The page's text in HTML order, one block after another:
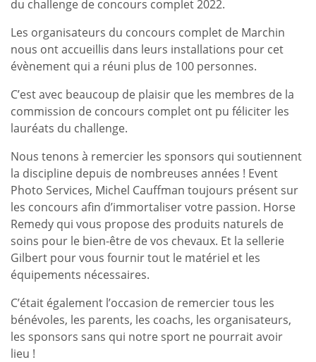
du challenge de concours complet 2022.
Les organisateurs du concours complet de Marchin
nous ont accueillis dans leurs installations pour cet
évènement qui a réuni plus de 100 personnes.
C’est avec beaucoup de plaisir que les membres de la
commission de concours complet ont pu féliciter les
lauréats du challenge.
Nous tenons à remercier les sponsors qui soutiennent
la discipline depuis de nombreuses années ! Event
Photo Services, Michel Cauffman toujours présent sur
les concours afin d’immortaliser votre passion. Horse
Remedy qui vous propose des produits naturels de
soins pour le bien-être de vos chevaux. Et la sellerie
Gilbert pour vous fournir tout le matériel et les
équipements nécessaires.
C’était également l’occasion de remercier tous les
bénévoles, les parents, les coachs, les organisateurs,
les sponsors sans qui notre sport ne pourrait avoir
lieu !